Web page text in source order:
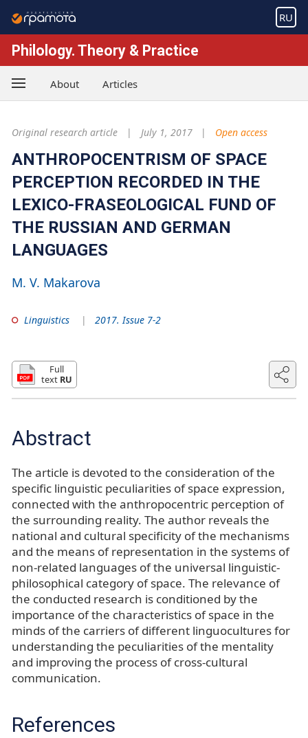
RU
Philology. Theory & Practice
About Articles
Original research article July 1, 2017 Open access
ANTHROPOCENTRISM OF SPACE
PERCEPTION RECORDED IN THE
LEXICO-FRASEOLOGICAL FUND OF
THE RUSSIAN AND GERMAN
LANGUAGES
M. V. Makarova
Linguistics 2017. Issue 7-2
Full
text RU
Abstract
The article is devoted to the consideration of the
specific linguistic peculiarities of space expression,
connected with the anthropocentric perception of
the surrounding reality. The author reveals the
national and cultural specificity of the mechanisms
and the means of representation in the systems of
non-related languages of the universal linguistic-
philosophical category of space. The relevance of
the conducted research is conditioned by the
importance of the characteristics of space in the
minds of the carriers of different linguocultures for
understanding the peculiarities of the mentality
and improving the process of cross-cultural
communication.
References